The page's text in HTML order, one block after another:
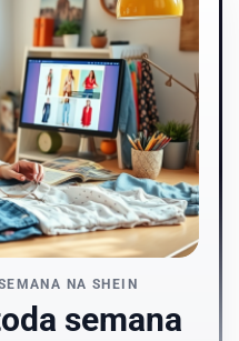
NA SHEIN
semana